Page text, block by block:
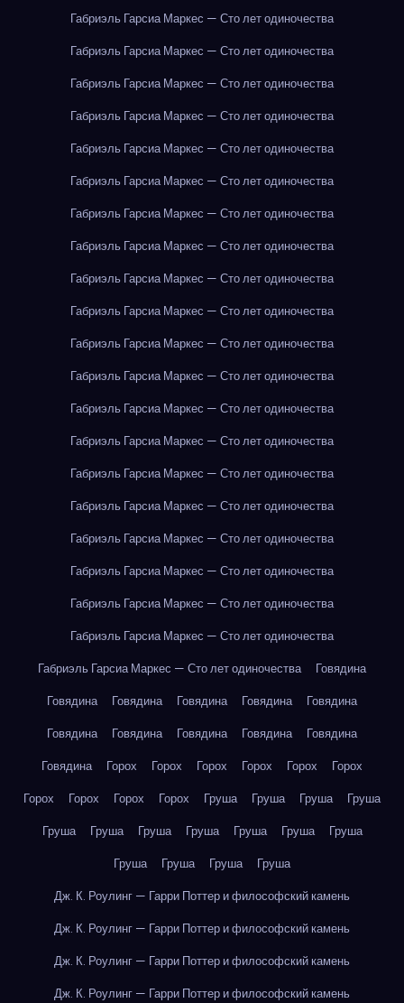
Габриэль Гарсиа Маркес — Сто лет одиночества
Габриэль Гарсиа Маркес — Сто лет одиночества
Габриэль Гарсиа Маркес — Сто лет одиночества
Габриэль Гарсиа Маркес — Сто лет одиночества
Габриэль Гарсиа Маркес — Сто лет одиночества
Габриэль Гарсиа Маркес — Сто лет одиночества
Габриэль Гарсиа Маркес — Сто лет одиночества
Габриэль Гарсиа Маркес — Сто лет одиночества
Габриэль Гарсиа Маркес — Сто лет одиночества
Габриэль Гарсиа Маркес — Сто лет одиночества
Габриэль Гарсиа Маркес — Сто лет одиночества
Габриэль Гарсиа Маркес — Сто лет одиночества
Габриэль Гарсиа Маркес — Сто лет одиночества
Габриэль Гарсиа Маркес — Сто лет одиночества
Габриэль Гарсиа Маркес — Сто лет одиночества
Габриэль Гарсиа Маркес — Сто лет одиночества
Габриэль Гарсиа Маркес — Сто лет одиночества
Габриэль Гарсиа Маркес — Сто лет одиночества
Габриэль Гарсиа Маркес — Сто лет одиночества
Габриэль Гарсиа Маркес — Сто лет одиночества
Габриэль Гарсиа Маркес — Сто лет одиночества
Говядина
Говядина
Говядина Говядина Говядина
Говядина
Говядина
Говядина Говядина Говядина
Говядина
Говядина
Горох Горох Горох Горох Горох
Горох
Горох
Горох Горох Горох Груша Груша Груша
Груша
Груша
Груша Груша Груша Груша Груша
Груша
Груша
Груша Груша
Груша
Дж. К. Роулинг — Гарри Поттер и философский камень
Дж. К. Роулинг — Гарри Поттер и философский камень
Дж. К. Роулинг — Гарри Поттер и философский камень
Дж. К. Роулинг — Гарри Поттер и философский камень